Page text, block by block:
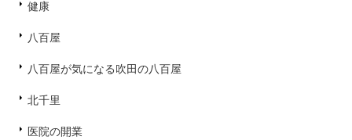
健康
八百屋
八百屋が気になる吹田の八百屋
北千里
医院の開業